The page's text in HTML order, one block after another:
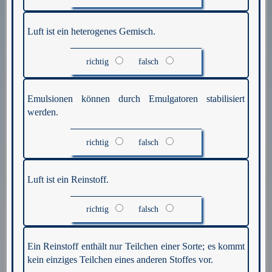
Luft ist ein heterogenes Gemisch.
richtig falsch
Emulsionen können durch Emulgatoren stabilisiert
werden.
richtig falsch
Luft ist ein Reinstoff.
richtig falsch
Ein Reinstoff enthält nur Teilchen einer Sorte; es kommt
kein einziges Teilchen eines anderen Stoffes vor.